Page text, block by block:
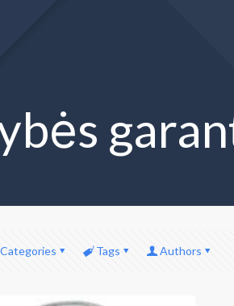
Categories Tags Authors